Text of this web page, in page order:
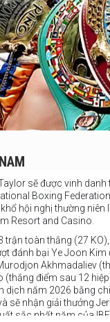
sẽ được vinh danh
Boxing
hội nghị thường niên
Resort and Casino.
trận toàn thắng (27
đánh bại Ye Joon Kim
Akhmadaliev
(thắng điểm sau 12
dịch năm 2026 bằng
sẽ nhận giải thưởng
sắc nhất năm của IBF.